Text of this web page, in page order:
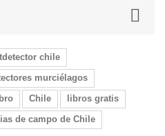
chile
murciélagos
Chile
libros gratis
de campo de Chile